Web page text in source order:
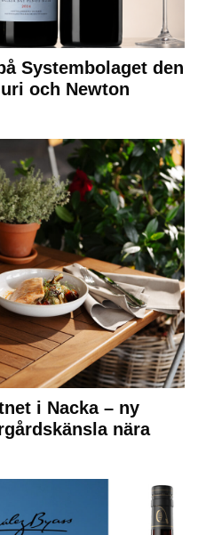
Systembolaget den
och Newton
i Nacka – ny
nära